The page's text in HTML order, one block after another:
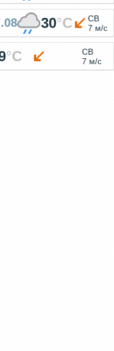
30°C
СВ
7 м/с
°C
СВ
7 м/с